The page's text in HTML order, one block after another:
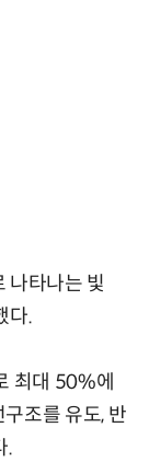
나타나는 빛
다.
최대 50%에
조를 유도, 반
.